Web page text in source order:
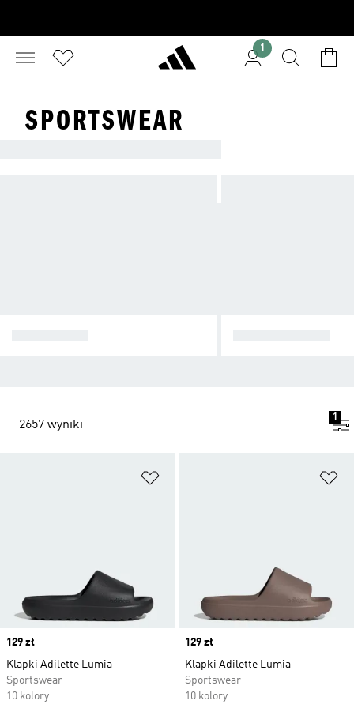
1
SPORTSWEAR
2657 wyniki
1
Price
129 zł
Klapki Adilette Lumia
Sportswear
10 kolory
Price
129 zł
Klapki Adilette Lumia
Sportswear
10 kolory